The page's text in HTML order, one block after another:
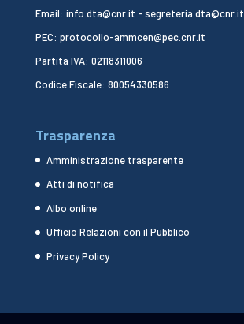
Email: info.dta@cnr.it - segreteria.dta@cnr.it
PEC: protocollo-ammcen@pec.cnr.it
Partita IVA: 02118311006
Codice Fiscale: 80054330586
Trasparenza
Amministrazione trasparente
Atti di notifica
Albo online
Ufficio Relazioni con il Pubblico
Privacy Policy